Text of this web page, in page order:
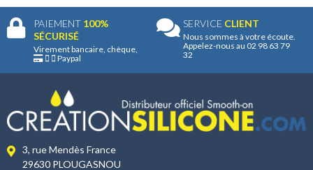
PAIEMENT 100%
SÉCURISÉ
Virement bancaire, chèque,
Paypal
SERVICE CLIENT
Nous sommes à votre écoute.
Appelez-nous au 02 98 63 79
32
3, rue Mendès France
29630 PLOUGASNOU